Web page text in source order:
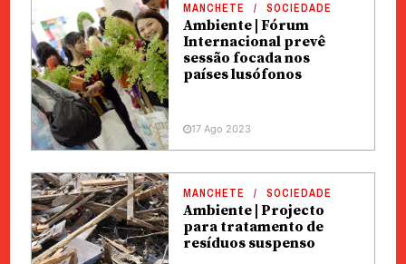
MANCHETE SOCIEDADE
Ambiente | Fórum
Internacional prevê
sessão focada nos
países lusófonos
17 Ago 2023
MANCHETE SOCIEDADE
Ambiente | Projecto
para tratamento de
resíduos suspenso